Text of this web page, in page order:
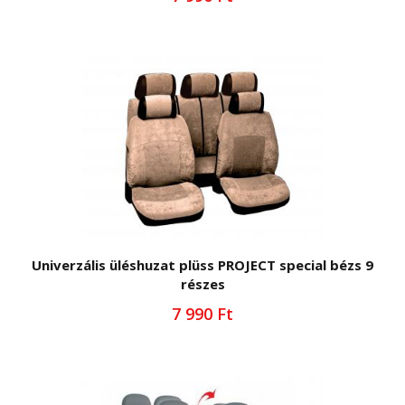
Univerzális üléshuzat plüss PROJECT special bézs 9
részes
7 990 Ft